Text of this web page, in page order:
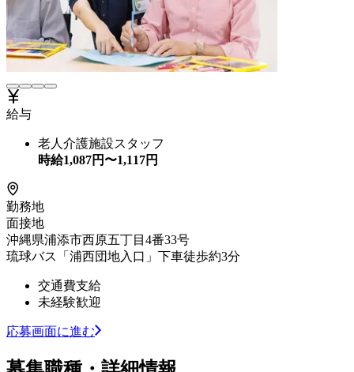
給与
老人介護施設スタッフ
時給1,087円〜1,117円
勤務地
面接地
沖縄県浦添市西原五丁目4番33号
琉球バス「浦西団地入口」下車徒歩約3分
交通費支給
未経験歓迎
応募画面に進む